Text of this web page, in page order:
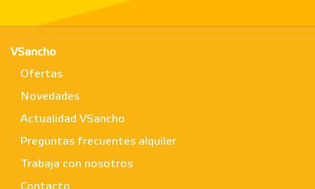
VSancho
Ofertas
Novedades
Actualidad VSancho
Preguntas frecuentes alquiler
Trabaja con nosotros
Contacto